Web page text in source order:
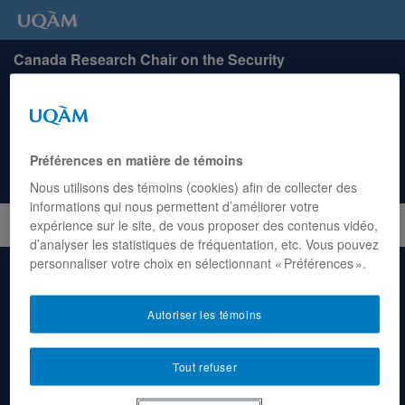
Canada Research Chair on the Security
Governance of Bodies, Mobility and Borders
(GSCMF)
Research Assistants
Anne-Marie D’Aoust
Département de science politique
315, Ste-Catherine E. Street
Préférences en matière de témoins
Nous utilisons des témoins (cookies) afin de collecter des
informations qui nous permettent d’améliorer votre
expérience sur le site, de vous proposer des contenus vidéo,
d’analyser les statistiques de fréquentation, etc. Vous pouvez
personnaliser votre choix en sélectionnant « Préférences ».
Tout refuser
Autoriser les témoins